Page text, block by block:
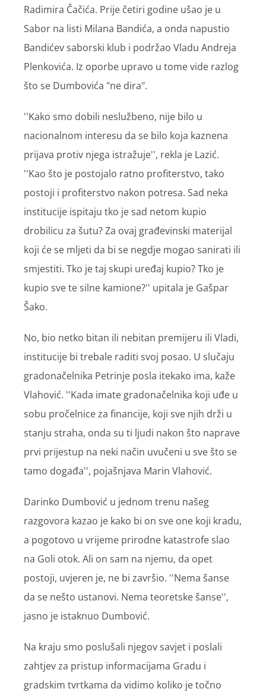
Radimira Čačića. Prije četiri godine ušao je u
Sabor na listi Milana Bandića, a onda napustio
Bandićev saborski klub i podržao Vladu Andreja
Plenkovića. Iz oporbe upravo u tome vide razlog
što se Dumbovića "ne dira".
''Kako smo dobili neslužbeno, nije bilo u
nacionalnom interesu da se bilo koja kaznena
prijava protiv njega istražuje'', rekla je Lazić.
''Kao što je postojalo ratno profiterstvo, tako
postoji i profiterstvo nakon potresa. Sad neka
institucije ispitaju tko je sad netom kupio
drobilicu za šutu? Za ovaj građevinski materijal
koji će se mljeti da bi se negdje mogao sanirati ili
smjestiti. Tko je taj skupi uređaj kupio? Tko je
kupio sve te silne kamione?'' upitala je Gašpar
Šako.
No, bio netko bitan ili nebitan premijeru ili Vladi,
institucije bi trebale raditi svoj posao. U slučaju
gradonačelnika Petrinje posla itekako ima, kaže
Vlahović. ''Kada imate gradonačelnika koji uđe u
sobu pročelnice za financije, koji sve njih drži u
stanju straha, onda su ti ljudi nakon što naprave
prvi prijestup na neki način uvučeni u sve što se
tamo događa'', pojašnjava Marin Vlahović.
Darinko Dumbović u jednom trenu našeg
razgovora kazao je kako bi on sve one koji kradu,
a pogotovo u vrijeme prirodne katastrofe slao
na Goli otok. Ali on sam na njemu, da opet
postoji, uvjeren je, ne bi završio. ''Nema šanse
da se nešto ustanovi. Nema teoretske šanse'',
jasno je istaknuo Dumbović.
Na kraju smo poslušali njegov savjet i poslali
zahtjev za pristup informacijama Gradu i
gradskim tvrtkama da vidimo koliko je točno